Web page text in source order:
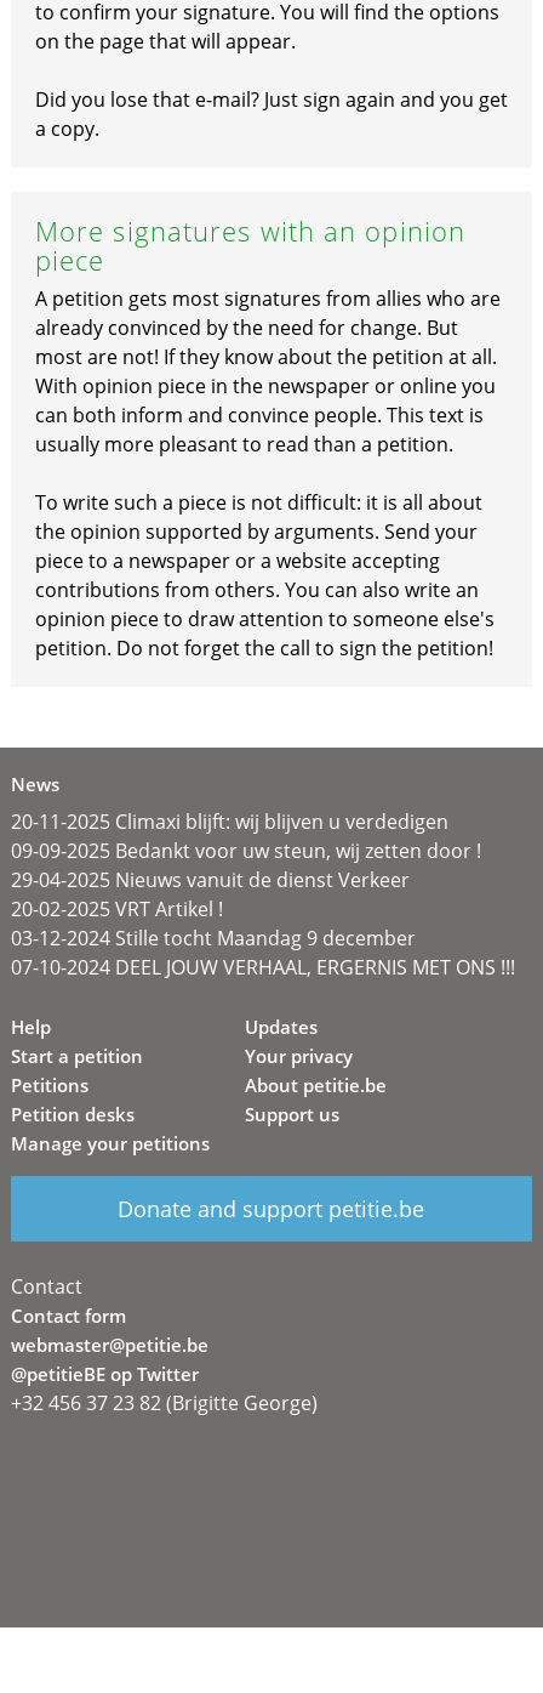
to confirm your signature. You will find the options
on the page that will appear.
Did you lose that e-mail? Just sign again and you get
a copy.
More signatures with an opinion
piece
A petition gets most signatures from allies who are
already convinced by the need for change. But
most are not! If they know about the petition at all.
With opinion piece in the newspaper or online you
can both inform and convince people. This text is
usually more pleasant to read than a petition.
To write such a piece is not difficult: it is all about
the opinion supported by arguments. Send your
piece to a newspaper or a website accepting
contributions from others. You can also write an
opinion piece to draw attention to someone else's
petition. Do not forget the call to sign the petition!
News
20-11-2025 Climaxi blijft: wij blijven u verdedigen
09-09-2025 Bedankt voor uw steun, wij zetten door !
29-04-2025 Nieuws vanuit de dienst Verkeer
20-02-2025 VRT Artikel !
03-12-2024 Stille tocht Maandag 9 december
07-10-2024 DEEL JOUW VERHAAL, ERGERNIS MET ONS !!!
Help
Start a petition
Petitions
Petition desks
Manage your petitions
Updates
Your privacy
About petitie.be
Support us
Donate and support petitie.be
Contact
Contact form
webmaster@petitie.be
@petitieBE op Twitter
+32 456 37 23 82 (Brigitte George)